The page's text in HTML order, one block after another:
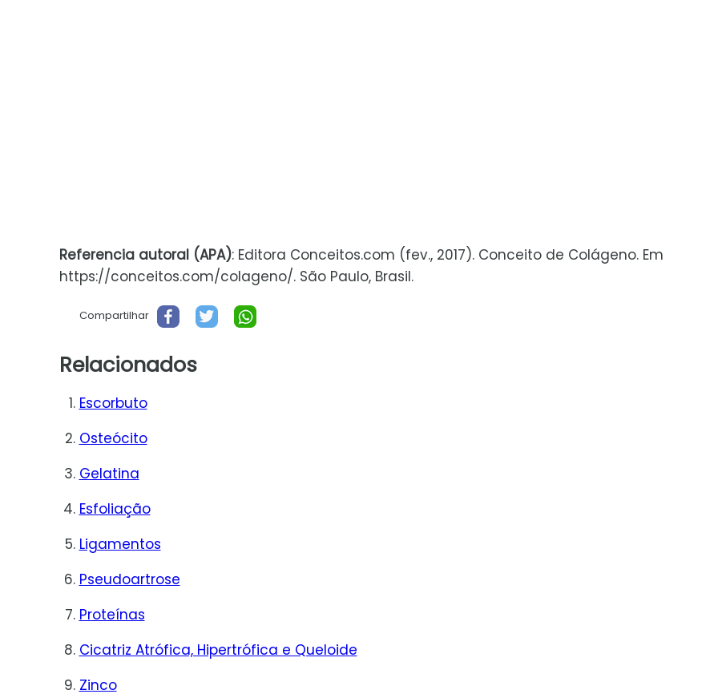
Referencia autoral (APA): Editora Conceitos.com (fev., 2017). Conceito de Colágeno. Em
https://conceitos.com/colageno/. São Paulo, Brasil.
Compartilhar
Relacionados
Escorbuto
Osteócito
Gelatina
Esfoliação
Ligamentos
Pseudoartrose
Proteínas
Cicatriz Atrófica, Hipertrófica e Queloide
Zinco